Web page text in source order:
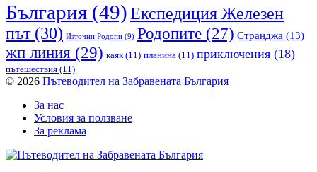
България (49)Експедиция Железен
път(30) Източни Родопи (9) Родопите (27) Странджа (13)
жп линия (29) каяк(11) планина (11) приключения (18)
пътешествия (11)
© 2026 Пътеводител на Забравената България
За нас
Условия за ползване
За реклама